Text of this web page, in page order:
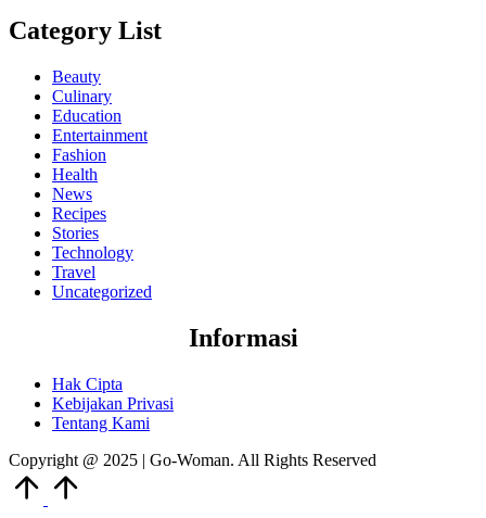
Category List
Beauty
Culinary
Education
Entertainment
Fashion
Health
News
Recipes
Stories
Technology
Travel
Uncategorized
Informasi
Hak Cipta
Kebijakan Privasi
Tentang Kami
Copyright @ 2025 | Go-Woman. All Rights Reserved